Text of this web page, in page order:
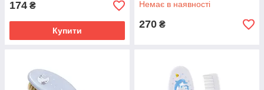
174 ₴
Купити
BabyOno рожевий
Немає в наявності
270 ₴